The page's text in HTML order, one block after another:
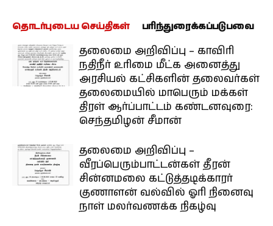
தொடர்புடைய செய்திகள் பரிந்துரைக்கப்படுபவை
தலைமை அறிவிப்பு – காவிரி
நதிநீர் உரிமை மீட்க அனைத்து
அரசியல் கட்சிகளின் தலைவர்கள்
தலைமையில் மாபெரும் மக்கள்
திரள் ஆர்ப்பாட்டம் கண்டனவுரை:
செந்தமிழன் சீமான்
தலைமை அறிவிப்பு –
வீரப்பெரும்பாட்டன்கள் தீரன்
சின்னமலை கட்டுத்தடிக்காரர்
குணாளன் வல்வில் ஓரி நினைவு
நாள் மலர்வணக்க நிகழ்வு